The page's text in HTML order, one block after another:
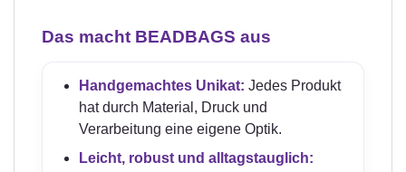
Das macht BEADBAGS aus
Handgemachtes Unikat: Jedes Produkt
hat durch Material, Druck und
Verarbeitung eine eigene Optik.
Leicht, robust und alltagstauglich: